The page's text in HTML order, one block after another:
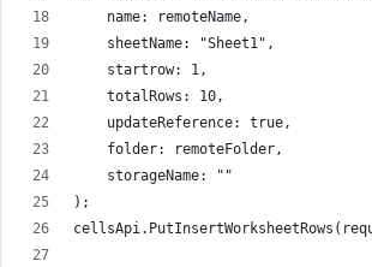
    name: remoteName,
    sheetName: "Sheet1",
    startrow: 1,
    totalRows: 10,
    updateReference: true,
    folder: remoteFolder,
    storageName: ""
);